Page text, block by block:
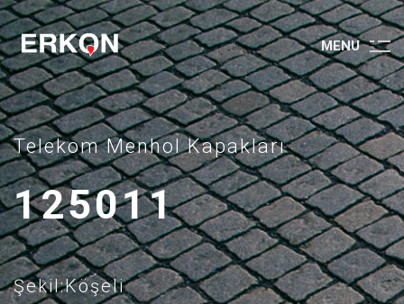
MENU
Telekom Menhol Kapakları
125011
Şekil:Köşeli